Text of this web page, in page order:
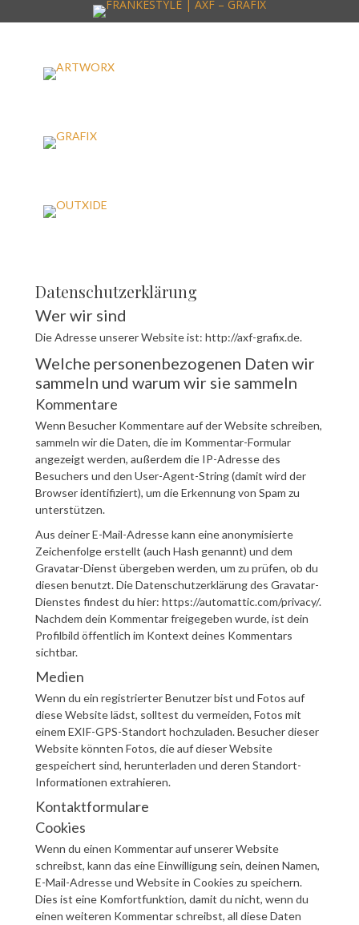
Inhalt
Datenschutzerklärung
Wer wir sind
Die Adresse unserer Website ist: http://axf-grafix.de.
Welche personenbezogenen Daten wir
sammeln und warum wir sie sammeln
Kommentare
Wenn Besucher Kommentare auf der Website schreiben,
sammeln wir die Daten, die im Kommentar-Formular
angezeigt werden, außerdem die IP-Adresse des
Besuchers und den User-Agent-String (damit wird der
Browser identifiziert), um die Erkennung von Spam zu
unterstützen.
Aus deiner E-Mail-Adresse kann eine anonymisierte
Zeichenfolge erstellt (auch Hash genannt) und dem
Gravatar-Dienst übergeben werden, um zu prüfen, ob du
diesen benutzt. Die Datenschutzerklärung des Gravatar-
Dienstes findest du hier: https://automattic.com/privacy/.
Nachdem dein Kommentar freigegeben wurde, ist dein
Profilbild öffentlich im Kontext deines Kommentars
sichtbar.
Medien
Wenn du ein registrierter Benutzer bist und Fotos auf
diese Website lädst, solltest du vermeiden, Fotos mit
einem EXIF-GPS-Standort hochzuladen. Besucher dieser
Website könnten Fotos, die auf dieser Website
gespeichert sind, herunterladen und deren Standort-
Informationen extrahieren.
Kontaktformulare
Cookies
Wenn du einen Kommentar auf unserer Website
schreibst, kann das eine Einwilligung sein, deinen Namen,
E-Mail-Adresse und Website in Cookies zu speichern.
Dies ist eine Komfortfunktion, damit du nicht, wenn du
einen weiteren Kommentar schreibst, all diese Daten